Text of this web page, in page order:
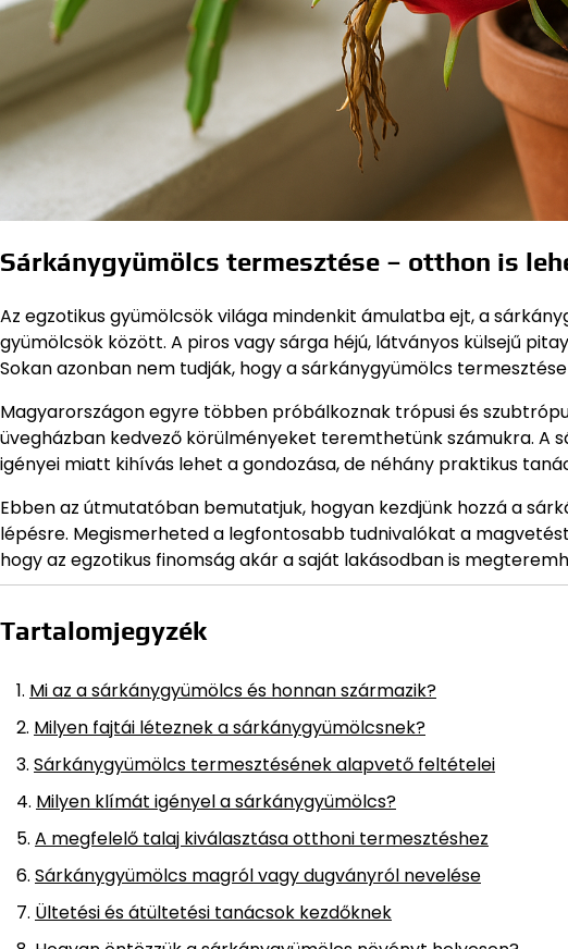
Sárkánygyümölcs termesztése – otthon is
Az egzotikus gyümölcsök világa mindenkit ámulatba ejt, a
gyümölcsök között. A piros vagy sárga héjú, látványos külsejű
Sokan azonban nem tudják, hogy a sárkánygyümölcs
Magyarországon egyre többen próbálkoznak trópusi és
üvegházban kedvező körülményeket teremthetünk számukra. A
igényei miatt kihívás lehet a gondozása, de néhány praktikus
Ebben az útmutatóban bemutatjuk, hogyan kezdjünk hozzá a
lépésre. Megismerheted a legfontosabb tudnivalókat a
hogy az egzotikus finomság akár a saját lakásodban is
Tartalomjegyzék
Mi az a sárkánygyümölcs és honnan származik?
Milyen fajtái léteznek a sárkánygyümölcsnek?
Sárkánygyümölcs termesztésének alapvető feltételei
Milyen klímát igényel a sárkánygyümölcs?
A megfelelő talaj kiválasztása otthoni termesztéshez
Sárkánygyümölcs magról vagy dugványról nevelése
Ültetési és átültetési tanácsok kezdőknek